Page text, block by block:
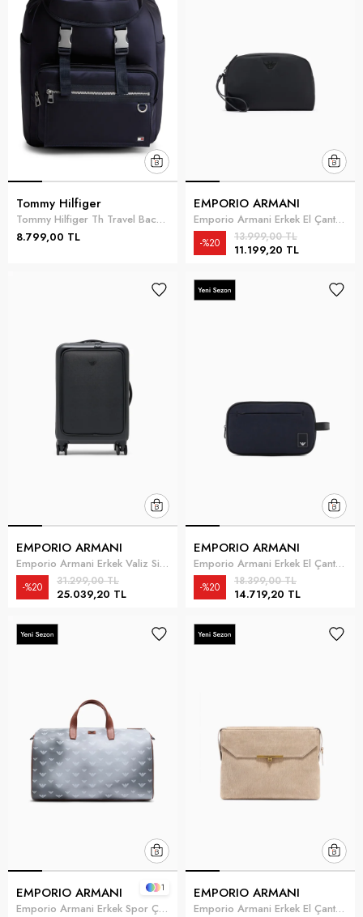
Tommy Hilfiger
Tommy Hilfiger Th Travel Backpack Erkek Sırt Çantası Mavi
8.799,00 TL
EMPORIO ARMANI
Emporio Armani Erkek El Çantası Siyah
11.199,20 TL
13.999,00 TL
%20
EMPORIO ARMANI
Emporio Armani Erkek Valiz Siyah
25.039,20 TL
31.299,00 TL
%20
EMPORIO ARMANI
Emporio Armani Erkek El Çantası Lacivert
14.719,20 TL
18.399,00 TL
%20
EMPORIO ARMANI
Emporio Armani Erkek Spor Çantası Gri
1 EMPORIO ARMANI
Emporio Armani Erkek El Çantası Gri